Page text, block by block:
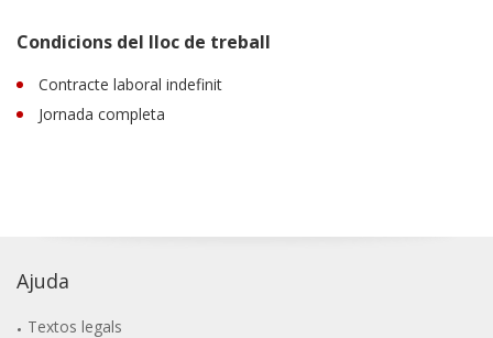
Condicions del lloc de treball
Contracte laboral indefinit
Jornada completa
Ajuda
Textos legals